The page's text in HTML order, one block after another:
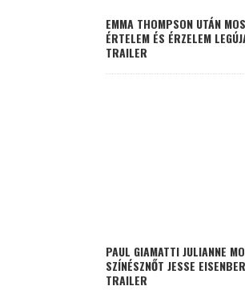
EMMA THOMPSON UTÁN
ÉRTELEM ÉS ÉRZELEM
TRAILER
PAUL GIAMATTI JULIANNE
SZÍNÉSZNŐT JESSE
TRAILER